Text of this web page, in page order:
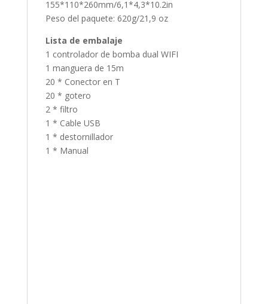
155*110*260mm/6,1*4,3*10.2in
Peso del paquete: 620g/21,9 oz
Lista de embalaje
1 controlador de bomba dual WIFI
1 manguera de 15m
20 * Conector en T
20 * gotero
2 * filtro
1 * Cable USB
1 * destornillador
1 * Manual